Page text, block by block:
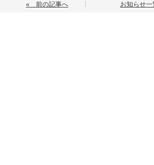
« 前の記事へ お知らせ一